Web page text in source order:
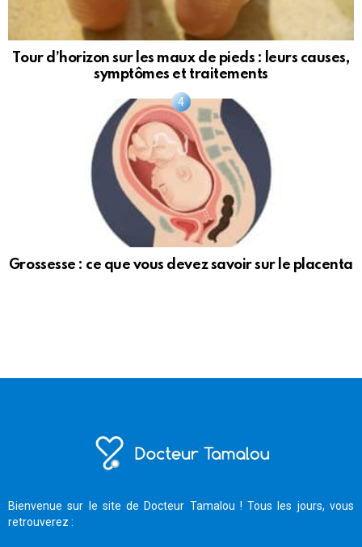
Tour d’horizon sur les maux de pieds : leurs causes,
symptômes et traitements
Grossesse : ce que vous devez savoir sur le placenta
Bienvenue sur le site de Docteur Tamalou ! Tous les jours, vous
retrouverez :